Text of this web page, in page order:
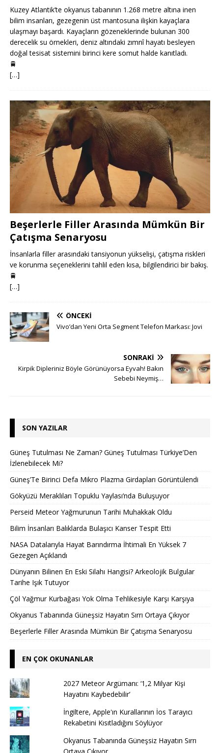
Kuzey Atlantik’te okyanus tabanının 1.268 metre altına inen
bilim insanları, gezegenin üst mantosuna ilişkin kayaçlara
ulaşmayı başardı. Kayaçların gözeneklerinde bulunan 300
derecelik su örnekleri, deniz altındaki zımnî hayatı besleyen
doğal tesisat sistemini birinci kere somut halde kanıtladı.
🚆
[…]
Beşerlerle Filler Arasında Mümkün Bir
Çatışma Senaryosu
İnsanlarla filler arasındaki tansiyonun yükselişi, çatışma riskleri
ve korunma seçeneklerini tahlil eden kısa, bilgilendirici bir bakış.
🚆
[…]
ÖNCEKI
Vivo’dan Yeni Orta Segment Telefon Markası: Jovi
SONRAKI
Kirpik Dipleriniz Böyle Görünüyorsa Eyvah! Bakın
Sebebi Neymiş…
SON YAZILAR
Güneş Tutulması Ne Zaman? Güneş Tutulması Türkiye’Den
İzlenebilecek Mi?
Güneş’Te Birinci Defa Mikro Plazma Girdapları Görüntülendi
Gökyüzü Meraklıları Topuklu Yaylası’nda Buluşuyor
Perseid Meteor Yağmurunun Tarihi Muhakkak Oldu
Bilim İnsanları Balıklarda Bulaşıcı Kanser Tespit Etti
NASA Datalarıyla Hayat Barındırma İhtimali En Yüksek 7
Gezegen Açıklandı
Dünyanın Bilinen En Eski Silahı Hangisi? Arkeolojik Bulgular
Tarihe Işık Tutuyor
Çöl Yağmur Kurbağası Yok Olma Tehlikesiyle Karşı Karşıya
Okyanus Tabanında Güneşsiz Hayatın Sırrı Ortaya Çıkıyor
Beşerlerle Filler Arasında Mümkün Bir Çatışma Senaryosu
EN ÇOK OKUNANLAR
2027 Meteor Argümanı: ‘1,2 Milyar Kişi
Hayatını Kaybedebilir’
İngiltere, Apple'ın Kurallarının İos Tarayıcı
Rekabetini Kısıtladığını Söylüyor
Okyanus Tabanında Güneşsiz Hayatın Sırrı